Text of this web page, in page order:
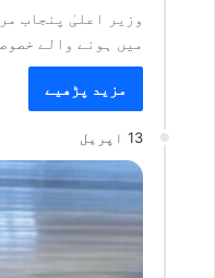
وزیر اعلیٰ پنجاب
میں ہونے والے
مزید پڑھیے
13 اپریل